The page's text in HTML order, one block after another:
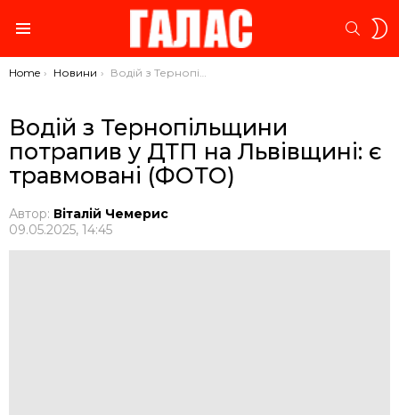
You are here:
Home Новини Водій з Тернопільщини потрапив у ДТП на Львівщині: є травмовані (ФОТО)
Водій з Тернопільщини
потрапив у ДТП на Львівщині: є
травмовані (ФОТО)
Автор: Віталій Чемерис
09.05.2025, 14:45